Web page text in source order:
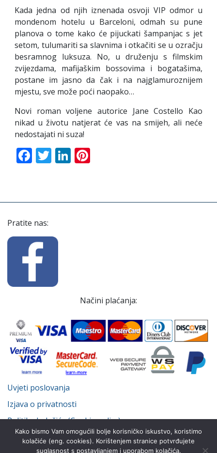
Kada jedna od njih iznenada osvoji VIP odmor u
mondenom hotelu u Barceloni, odmah su pune
planova o tome kako će pijuckati šampanjac s jet
setom, tulumariti sa slavnima i otkačiti se u ozračju
besramnog luksuza. No, u druženju s filmskim
zvijezdama, mafijaškim bossovima i bogatašima,
postane im jasno da čak i na najglamuroznijem
mjestu, sve može poći naopako…
Novi roman voljene autorice Jane Costello Kao
nikad u životu natjerat će vas na smijeh, ali neće
nedostajati ni suza!
Facebook
TwitterLinkedIn
Pratite nas:
Načini plaćanja:
Uvjeti poslovanja
Izjava o privatnosti
Politika kolačića (Cookie policy)
Kako bismo Vam omogućili bolje korisničko iskustvo, koristimo
kolačiće (eng. cookies). Korištenjem stranice potvrđujete
suglasnost s postavljanjem i uporabom kolačića.